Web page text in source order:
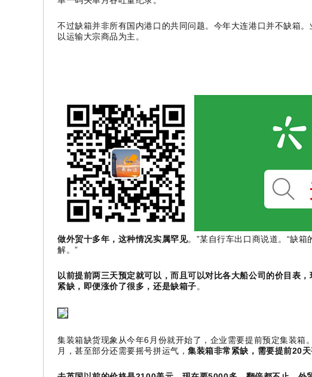
不过缺箱并非所有国内港口的共同问题。今年大连港口并不缺箱
以运输大宗商品为主。
做外贸十多年，这种情况实属罕见。”某自行车出口商说道。“缺箱
解。”
以前提前两三天预定就可以，而且可以对比各大船公司的价目表
紧缺，即便涨价了很多，还是缺箱子。
集装箱缺货现象从今年6月份就开始了，企业需要提前预定集装
月，甚至部分还需要摇号拼运气，集装箱非常紧缺，需要提前20天